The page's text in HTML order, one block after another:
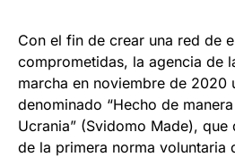
Con el fin de crear una red de
comprometidas, la agencia de
marcha en noviembre de 2020
denominado “Hecho de
Ucrania” (Svidomo Made),
de la primera norma voluntaria